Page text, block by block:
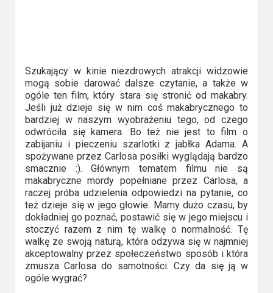
2021
2020
2019
2018
2016
2017
2015
2014
Szukający w kinie niezdrowych atrakcji widzowie
mogą sobie darować dalsze czytanie, a także w
ogóle ten film, który stara się stronić od makabry.
Jeśli już dzieje się w nim coś makabrycznego to
bardziej w naszym wyobrażeniu tego, od czego
odwróciła się kamera. Bo też nie jest to film o
zabijaniu i pieczeniu szarlotki z jabłka Adama. A
spożywane przez Carlosa posiłki wyglądają bardzo
smacznie :). Głównym tematem filmu nie są
makabryczne mordy popełniane przez Carlosa, a
raczej próba udzielenia odpowiedzi na pytanie, co
też dzieje się w jego głowie. Mamy dużo czasu, by
dokładniej go poznać, postawić się w jego miejscu i
stoczyć razem z nim tę walkę o normalność. Tę
walkę ze swoją naturą, która odzywa się w najmniej
akceptowalny przez społeczeństwo sposób i która
zmusza Carlosa do samotności. Czy da się ją w
ogóle wygrać?